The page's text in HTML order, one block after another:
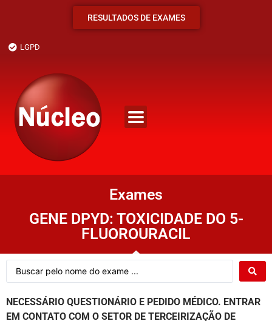
RESULTADOS DE EXAMES
LGPD
Exames
GENE DPYD: TOXICIDADE DO 5-
FLUOROURACIL
NECESSÁRIO QUESTIONÁRIO E PEDIDO MÉDICO. ENTRAR
EM CONTATO COM O SETOR DE TERCEIRIZAÇÃO DE